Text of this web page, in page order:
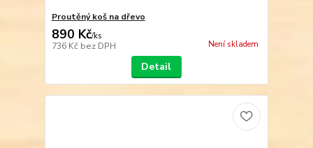
Proutěný koš na dřevo
890 Kč/ks
736 Kč bez DPH Není skladem
Detail